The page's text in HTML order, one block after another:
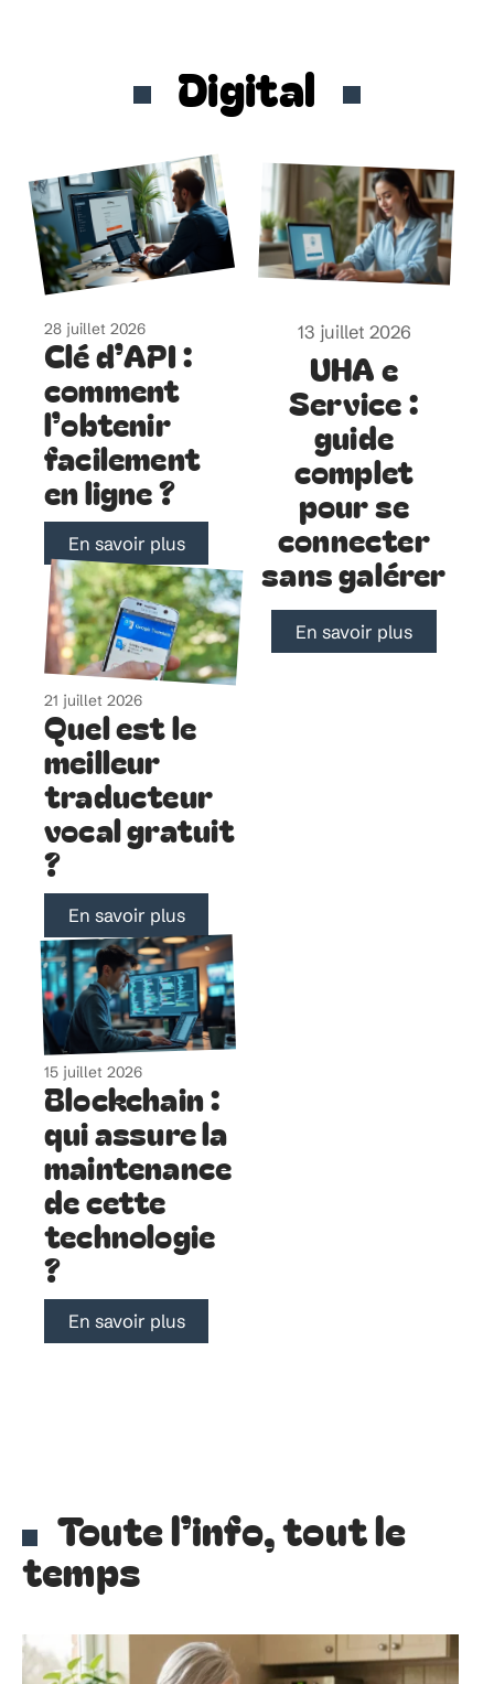
Digital
28 juillet 2026
Clé d’API :
comment
l’obtenir
facilement
en ligne ?
En savoir plus
21 juillet 2026
Quel est le
meilleur
traducteur
vocal gratuit
?
En savoir plus
15 juillet 2026
Blockchain :
qui assure la
maintenance
de cette
technologie
?
En savoir plus
13 juillet 2026
UHA e
Service :
guide
complet
pour se
connecter
sans galérer
En savoir plus
Toute l’info, tout le
temps